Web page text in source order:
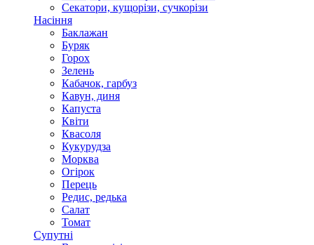
Секатори, кущорізи, сучкорізи
Насіння
Баклажан
Буряк
Горох
Зелень
Кабачок, гарбуз
Кавун, диня
Капуста
Квіти
Квасоля
Кукурудза
Морква
Огірок
Перець
Редис, редька
Салат
Томат
Супутні